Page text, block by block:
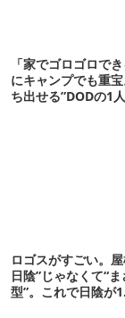
「家でゴロゴロで
にキャンプでも重
ち出せる”DODの1
ロゴスがすごい。
日陰”じゃなくて“
型”。これで日陰が